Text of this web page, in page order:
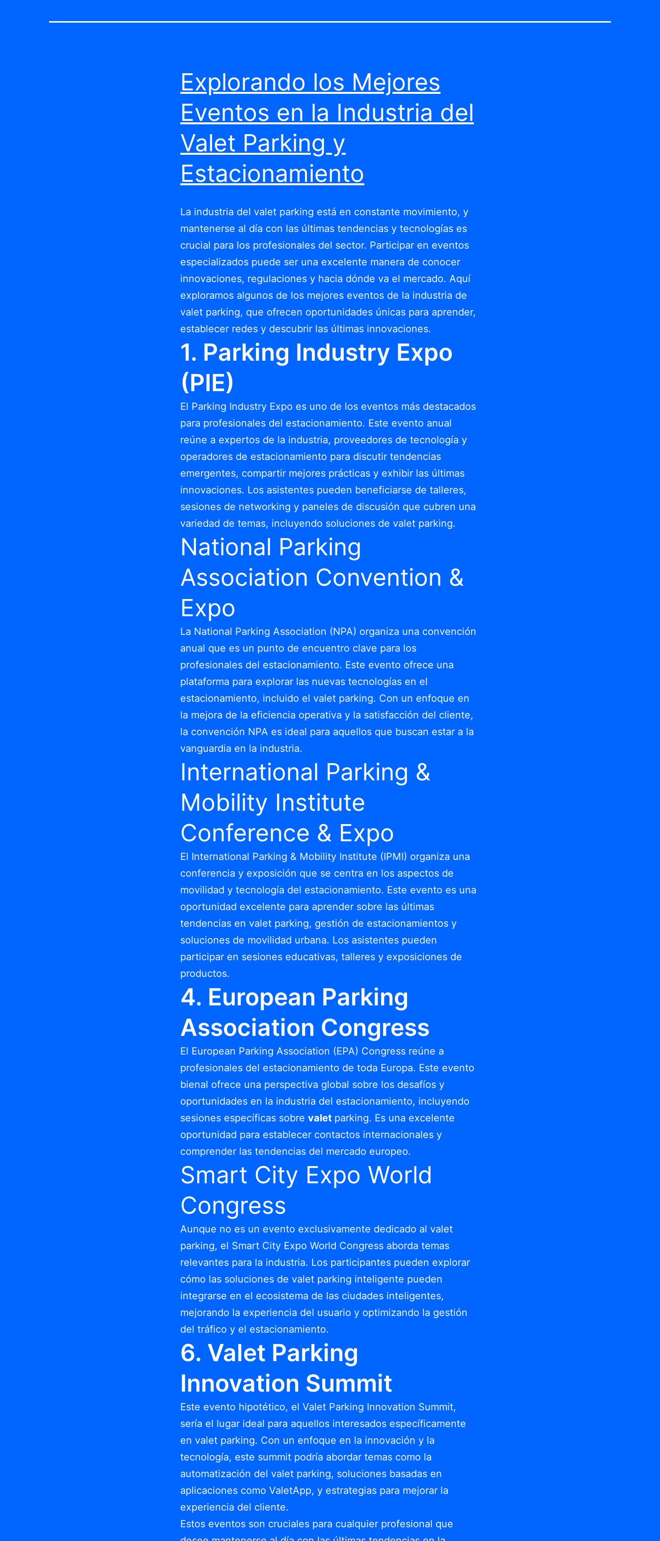
Explorando los Mejores
Eventos en la Industria del
Valet Parking y
Estacionamiento
La industria del valet parking está en constante movimiento, y
mantenerse al día con las últimas tendencias y tecnologías es
crucial para los profesionales del sector. Participar en eventos
especializados puede ser una excelente manera de conocer
innovaciones, regulaciones y hacia dónde va el mercado. Aquí
exploramos algunos de los mejores eventos de la industria de
valet parking, que ofrecen oportunidades únicas para aprender,
establecer redes y descubrir las últimas innovaciones.
1. Parking Industry Expo
(PIE)
El Parking Industry Expo es uno de los eventos más destacados
para profesionales del estacionamiento. Este evento anual
reúne a expertos de la industria, proveedores de tecnología y
operadores de estacionamiento para discutir tendencias
emergentes, compartir mejores prácticas y exhibir las últimas
innovaciones. Los asistentes pueden beneficiarse de talleres,
sesiones de networking y paneles de discusión que cubren una
variedad de temas, incluyendo soluciones de valet parking.
National Parking
Association Convention &
Expo
La National Parking Association (NPA) organiza una convención
anual que es un punto de encuentro clave para los
profesionales del estacionamiento. Este evento ofrece una
plataforma para explorar las nuevas tecnologías en el
estacionamiento, incluido el valet parking. Con un enfoque en
la mejora de la eficiencia operativa y la satisfacción del cliente,
la convención NPA es ideal para aquellos que buscan estar a la
vanguardia en la industria.
International Parking &
Mobility Institute
Conference & Expo
El International Parking & Mobility Institute (IPMI) organiza una
conferencia y exposición que se centra en los aspectos de
movilidad y tecnología del estacionamiento. Este evento es una
oportunidad excelente para aprender sobre las últimas
tendencias en valet parking, gestión de estacionamientos y
soluciones de movilidad urbana. Los asistentes pueden
participar en sesiones educativas, talleres y exposiciones de
productos.
4. European Parking
Association Congress
El European Parking Association (EPA) Congress reúne a
profesionales del estacionamiento de toda Europa. Este evento
bienal ofrece una perspectiva global sobre los desafíos y
oportunidades en la industria del estacionamiento, incluyendo
sesiones específicas sobre valet parking. Es una excelente
oportunidad para establecer contactos internacionales y
comprender las tendencias del mercado europeo.
Smart City Expo World
Congress
Aunque no es un evento exclusivamente dedicado al valet
parking, el Smart City Expo World Congress aborda temas
relevantes para la industria. Los participantes pueden explorar
cómo las soluciones de valet parking inteligente pueden
integrarse en el ecosistema de las ciudades inteligentes,
mejorando la experiencia del usuario y optimizando la gestión
del tráfico y el estacionamiento.
6. Valet Parking
Innovation Summit
Este evento hipotético, el Valet Parking Innovation Summit,
sería el lugar ideal para aquellos interesados específicamente
en valet parking. Con un enfoque en la innovación y la
tecnología, este summit podría abordar temas como la
automatización del valet parking, soluciones basadas en
aplicaciones como ValetApp, y estrategias para mejorar la
experiencia del cliente.
Estos eventos son cruciales para cualquier profesional que